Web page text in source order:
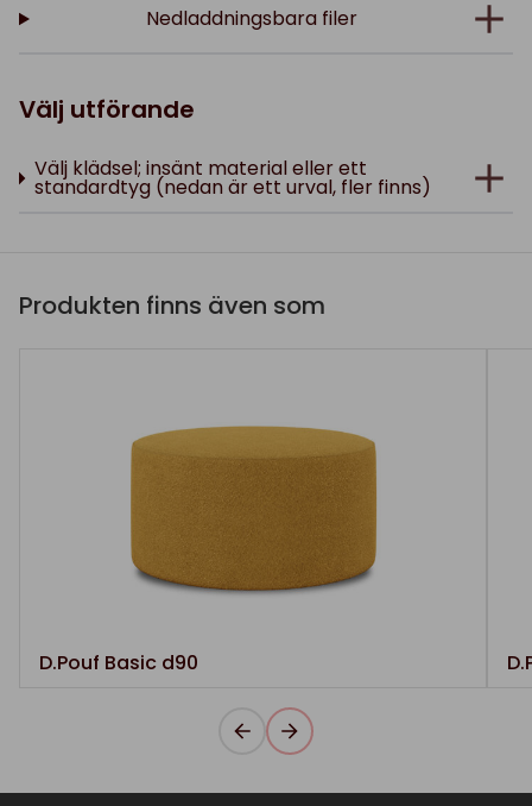
Nedladdningsbara filer
Välj utförande
Välj klädsel; insänt material eller ett
standardtyg (nedan är ett urval, fler finns)
Produkten finns även som
D.Pouf Basic d90